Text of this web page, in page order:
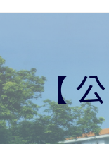
【